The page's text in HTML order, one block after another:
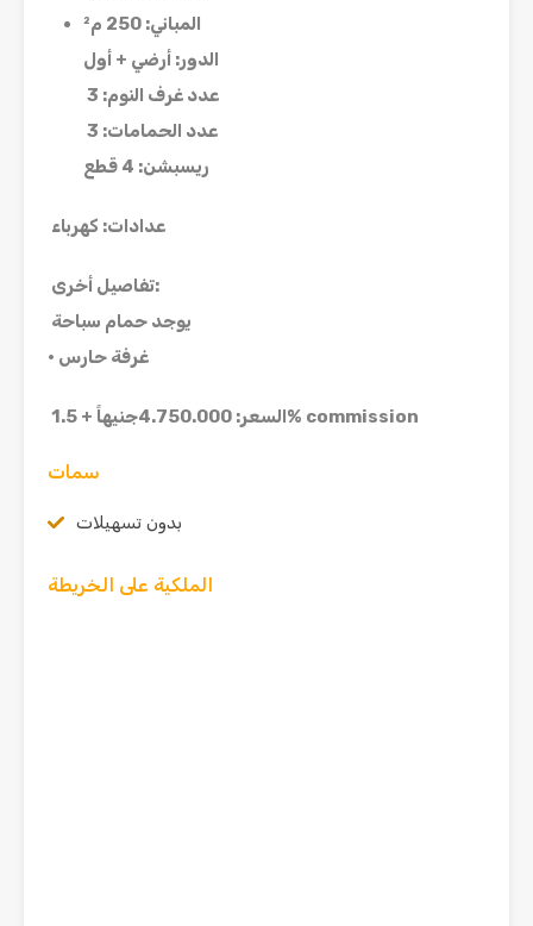
المباني: 250 م²
الدور: أرضي + أول
عدد غرف النوم: 3
عدد الحمامات: 3
ريسبشن: 4 قطع
عدادات: كهرباء
تفاصيل أخرى:
يوجد حمام سباحة
• غرفة حارس
السعر: 4.750.000جنيهاً + 1.5% commission
سمات
بدون تسهيلات
الملكية على الخريطة